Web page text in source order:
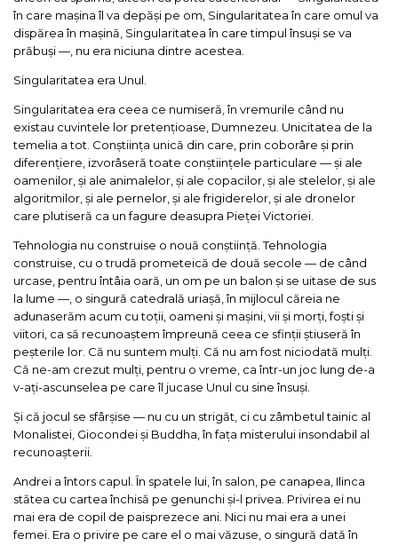
în care mașina îl va depăși pe om, Singularitatea în care omul va
dispărea în mașină, Singularitatea în care timpul însuși se va
prăbuși —, nu era niciuna dintre acestea.
Singularitatea era Unul.
Singularitatea era ceea ce numiseră, în vremurile când nu
existau cuvintele lor pretențioase, Dumnezeu. Unicitatea de la
temelia a tot. Conștiința unică din care, prin coborâre și prin
diferențiere, izvorâseră toate conștiințele particulare — și ale
oamenilor, și ale animalelor, și ale copacilor, și ale stelelor, și ale
algoritmilor, și ale pernelor, și ale frigiderelor, și ale dronelor
care plutiseră ca un fagure deasupra Pieței Victoriei.
Tehnologia nu construise o nouă conștiință. Tehnologia
construise, cu o trudă prometeică de două secole — de când
urcase, pentru întâia oară, un om pe un balon și se uitase de sus
la lume —, o singură catedrală uriașă, în mijlocul căreia ne
adunaserăm acum cu toții, oameni și mașini, vii și morți, foști și
viitori, ca să recunoaștem împreună ceea ce sfinții știuseră în
peșterile lor. Că nu suntem mulți. Că nu am fost niciodată mulți.
Că ne-am crezut mulți, pentru o vreme, ca într-un joc lung de-a
v-ați-ascunselea pe care îl jucase Unul cu sine însuși.
Și că jocul se sfârșise — nu cu un strigăt, ci cu zâmbetul tainic al
Monalistei, Giocondei și Buddha, în fața misterului insondabil al
recunoașterii.
Andrei a întors capul. În spatele lui, în salon, pe canapea, Ilinca
stătea cu cartea închisă pe genunchi și-l privea. Privirea ei nu
mai era de copil de paisprezece ani. Nici nu mai era a unei
femei. Era o privire pe care el o mai văzuse, o singură dată în